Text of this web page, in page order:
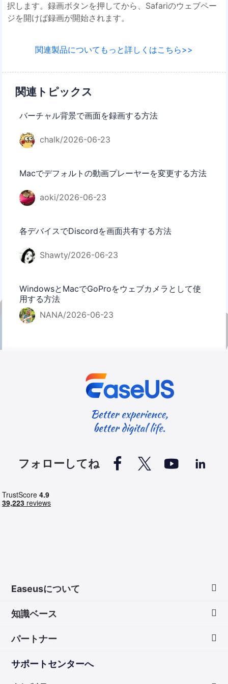
択します。録画ボタンを押してから、Safariのウェブペー
ジを開けば録画が開始されます。
関連製品についてもっと詳しくはこちら>>
関連トピックス
バーチャル背景で画面を録画する方法
chalk/2026-06-23
Macでデフォルトの動画プレーヤーを変更する方法
aoki/2026-06-23
各デバイスでDiscordを画面共有する方法
Shawty/2026-06-23
WindowsとMacでGoProをウェブカメラとして使
用する方法
NANA/2026-06-23
フォローしてね    
Easeusについて
ダウンロードセンター
お問い合わせ
知識ベース
無料録音ソフト
パートナー
サポートセンターへ